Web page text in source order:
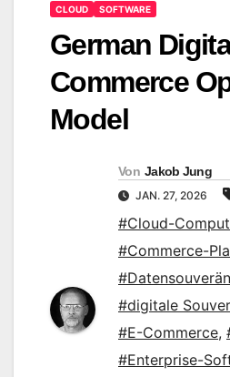
CLOUD SOFTWARE
German
Commerce
Model
Von Jakob Jung
JAN. 27, 2026
#Cloud-
#Commerce-
#digitale
#E-Commerce,
#Enterprise-